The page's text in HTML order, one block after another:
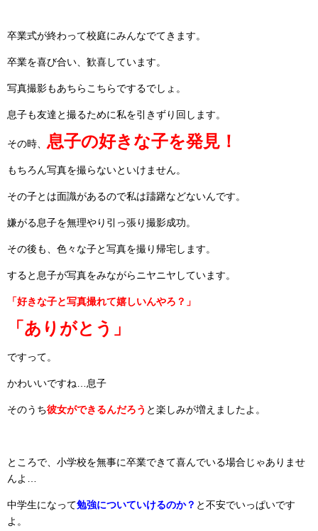
卒業式が終わって校庭にみんなでてきます。
卒業を喜び合い、歓喜しています。
写真撮影もあちらこちらでするでしょ。
息子も友達と撮るために私を引きずり回します。
その時、 息子の好きな子を発見！
もちろん写真を撮らないといけません。
その子とは面識があるので私は躊躇などないんです。
嫌がる息子を無理やり引っ張り撮影成功。
その後も、色々な子と写真を撮り帰宅します。
すると息子が写真をみながらニヤニヤしています。
「好きな子と写真撮れて嬉しいんやろ？」
「ありがとう」
ですって。
かわいいですね…息子
そのうち彼女ができるんだろう と楽しみが増えましたよ。
ところで、小学校を無事に卒業できて喜んでいる場合じゃありませ
んよ…
中学生になって勉強についていけるのか？ と不安でいっぱいです
よ。